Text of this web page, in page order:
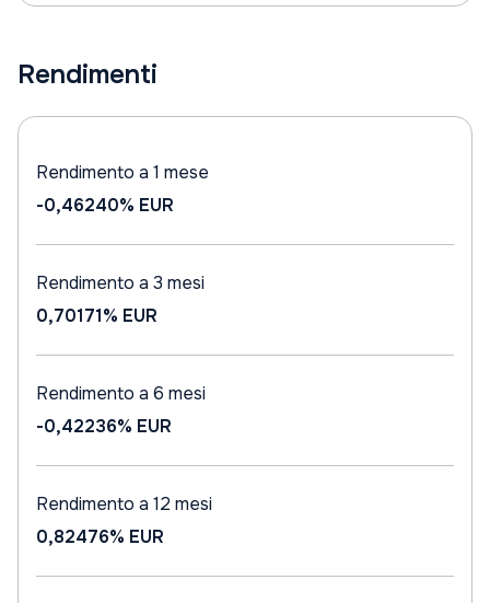
Rendimenti
Rendimento a 1 mese
-0,46240% EUR
Rendimento a 3 mesi
0,70171% EUR
Rendimento a 6 mesi
-0,42236% EUR
Rendimento a 12 mesi
0,82476% EUR